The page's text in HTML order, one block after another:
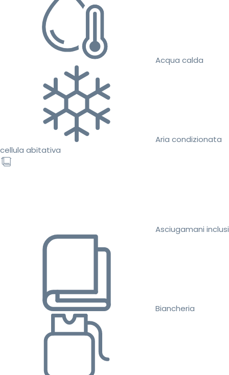
Acqua calda
Aria condizionata
cellula abitativa
Asciugamani inclusi
Biancheria